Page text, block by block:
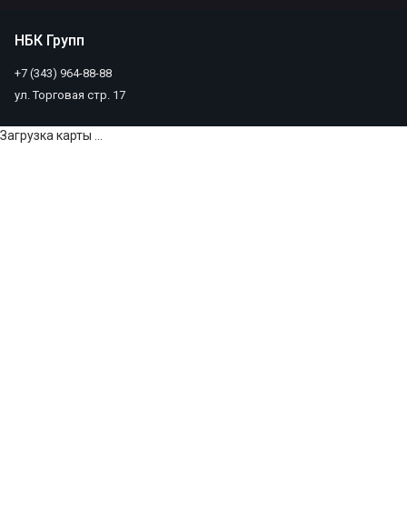
НБК Групп
+7 (343) 964-88-88
ул. Торговая стр. 17
Загрузка карты ...